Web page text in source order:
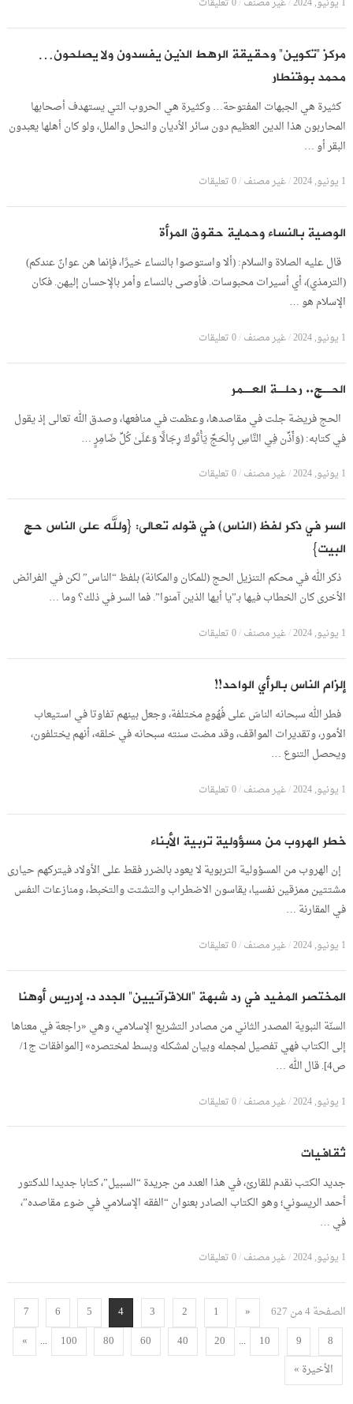
مركز “تكوين” وحقيقة الرهط الذين يفسدون ولا يصلحون…
محمد بوقنطار
كثيرة هي الجبهات المفتوحة… وكثيرة هي الحروب التي يستهدف أصحابها
المحاربون هذا الدين العظيم دون سائر الأديان والنحل والملل، ولو كان أهلها يعبدون
البقر أو …
1 يونيو, 2024 /غير مصنف/0 تعليقات
الوصية بالنساء وحماية حقوق المرأة
قال عليه الصلاة والسلام: (ألا واستوصوا بالنساء خيرًا، فإنما هن عوانٌ عندكم)
(الترمذي)، أي أسيرات محبوسات. فأوصى بالنساء وأمر بالإحسان إليهن. فكان
الإسلام هو …
1 يونيو, 2024 /غير مصنف/0 تعليقات
الحـج.. رحلـة العـمر
الحج فريضة جلت في مقاصدها، وعظمت في منافعها، وصدق الله تعالى إذ يقول
في كتابه: (وَأَذِّن فِي النَّاسِ بِالْحَجِّ يَأْتُوكَ رِجَالًا وَعَلَىٰ كُلِّ ضَامِرٍ …
1 يونيو, 2024 /غير مصنف/0 تعليقات
السر في ذكر لفظ (الناس) في قوله تعالى: {ولله على الناس حج
البيت}
ذكر الله في محكم التنزيل الحج (للمكان والمكانة) بلفظ “الناس” لكن في الفرائض
الأخرى كان الخطاب فيها بـ”يا أيها الذين آمنوا”. فما السر في ذلك؟ وما …
1 يونيو, 2024 /غير مصنف/0 تعليقات
إلزام الناس بالرأي الواحد!!
فطر الله سبحانه الناسَ على فُهُومٍ مختلفة، وجعل بينهم تفاوتا في استيعاب
الأمور، وتقديرات المواقف، وقد مضت سنته سبحانه في خلقه، أنهم يختلفون،
ويحصل التنوع …
1 يونيو, 2024 /غير مصنف/0 تعليقات
خطر الهروب من مسؤولية تربية الأبناء
إن الهروب من المسؤولية التربوية لا يعود بالضرر فقط على الأولاد فيتركهم حيارى
مشتتين ممزقين نفسيا، يقاسون الاضطراب والتشتت والتخبط، ومنازعات النفس
في المقارنة …
1 يونيو, 2024 /غير مصنف/0 تعليقات
المختصر المفيد في رد شبهة “اللاقرآنيين” الجدد د. إدريس أوهنا
السنّة النبوية المصدر الثاني من مصادر التشريع الإسلامي، وهي «راجعة في معناها
إلى الكتاب فهي تفصيل لمجمله وبيان لمشكله وبسط لمختصره» [الموافقات ج1/
ص4]. قال الله …
1 يونيو, 2024 /غير مصنف/0 تعليقات
ثقافيات
جديد الكتب نقدم للقارئ، في هذا العدد من جريدة “السبيل”، كتابا جديدا للدكتور
أحمد الريسوني؛ وهو الكتاب الصادر بعنوان “الفقه الإسلامي في ضوء مقاصده”،
في …
1 يونيو, 2024 /غير مصنف/0 تعليقات
الصفحة 4 من 627 «
1
2
3
4
5
6
7
8
9
10
...
20
40
60
80
100
...
»
الأخيرة »